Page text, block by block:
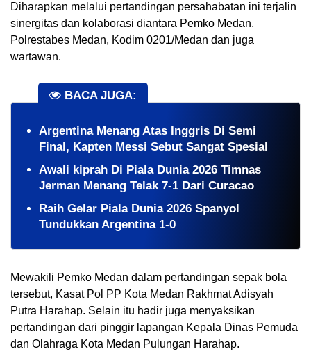
Diharapkan melalui pertandingan persahabatan ini terjalin
sinergitas dan kolaborasi diantara Pemko Medan,
Polrestabes Medan, Kodim 0201/Medan dan juga
wartawan.
BACA JUGA:
Argentina Menang Atas Inggris Di Semi
Final, Kapten Messi Sebut Sangat Spesial
Awali kiprah Di Piala Dunia 2026 Timnas
Jerman Menang Telak 7-1 Dari Curacao
Raih Gelar Piala Dunia 2026 Spanyol
Tundukkan Argentina 1-0
Mewakili Pemko Medan dalam pertandingan sepak bola
tersebut, Kasat Pol PP Kota Medan Rakhmat Adisyah
Putra Harahap. Selain itu hadir juga menyaksikan
pertandingan dari pinggir lapangan Kepala Dinas Pemuda
dan Olahraga Kota Medan Pulungan Harahap.